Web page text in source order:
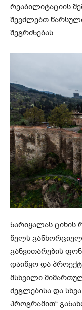
რეაბილიტაციის
შევძლებთ
შეგრძნებას.
ნარიყალას ციხის
წელს
განვითარების
დაიწყო და
მსხვილი
ძეგლებისა და
პროგრამით“